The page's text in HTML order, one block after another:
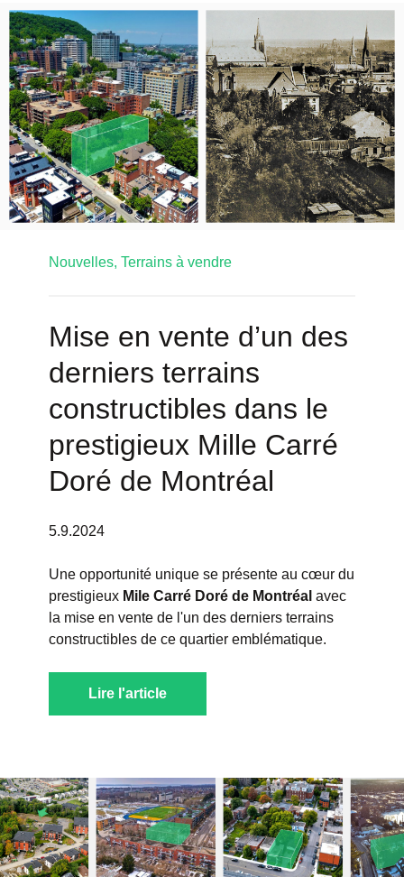
Nouvelles, Terrains à vendre
Mise en vente d’un des
derniers terrains
constructibles dans le
prestigieux Mille Carré
Doré de Montréal
5.9.2024
Une opportunité unique se présente au cœur du
prestigieux Mile Carré Doré de Montréal avec
la mise en vente de l'un des derniers terrains
constructibles de ce quartier emblématique.
Lire l'article